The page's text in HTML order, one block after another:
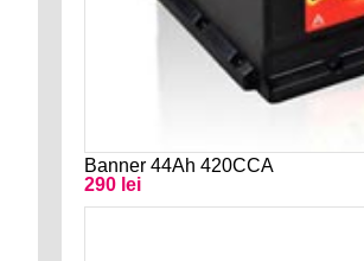
Banner 44Ah 420CCA
290 lei